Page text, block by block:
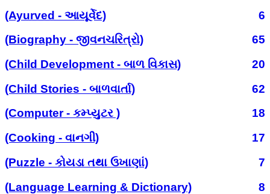
(Ayurved - આયૂર્વેદ)
6
(Biography - જીવનચરિત્રો)
65
(Child Development - બાળ વિકાસ)
20
(Child Stories - બાળવાર્તા)
62
(Computer - કમ્પ્યુટર )
18
(Cooking - વાનગી)
17
(Puzzle - કોયડા તથા ઉખાણાં)
7
(Language Learning & Dictionary)
8